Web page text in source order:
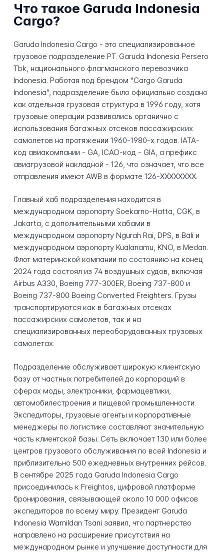
Что такое Garuda Indonesia
Cargo?
Garuda Indonesia Cargo - это специализированное
грузовое подразделение PT. Garuda Indonesia Persero
Tbk, национального флагманского перевозчика
Indonesia. Работая под брендом "Cargo Garuda
Indonesia", подразделение было официально создано
как отдельная грузовая структура в 1996 году, хотя
грузовые операции развивались органично с
использования багажных отсеков пассажирских
самолетов на протяжении 1960-1980-х годов. IATA-
код авиакомпании - GA, ICAO-код - GIA, а префикс
авиагрузовой накладной - 126, что означает, что все
отправления имеют AWB в формате 126-XXXXXXXX.
Главный хаб подразделения находится в
международном аэропорту Soekarno-Hatta, CGK, в
Jakarta, с дополнительными хабами в
международном аэропорту Ngurah Rai, DPS, в Bali и
международном аэропорту Kualanamu, KNO, в Medan.
Флот материнской компании по состоянию на конец
2024 года состоял из 74 воздушных судов, включая
Airbus A330, Boeing 777-300ER, Boeing 737-800 и
Boeing 737-800 Boeing Converted Freighters. Грузы
транспортируются как в багажных отсеках
пассажирских самолетов, так и на
специализированных переоборудованных грузовых
самолетах.
Подразделение обслуживает широкую клиентскую
базу от частных потребителей до корпораций в
сферах моды, электроники, фармацевтики,
автомобилестроения и пищевой промышленности.
Экспедиторы, грузовые агенты и корпоративные
менеджеры по логистике составляют значительную
часть клиентской базы. Сеть включает 130 или более
центров грузового обслуживания по всей Indonesia и
приблизительно 500 ежедневных внутренних рейсов.
В сентябре 2025 года Garuda Indonesia Cargo
присоединилась к Freightos, цифровой платформе
бронирования, связывающей около 10 000 офисов
экспедиторов по всему миру. Президент Garuda
Indonesia Wamildan Tsani заявил, что партнерство
направлено на расширение присутствия на
международном рынке и улучшение доступности для